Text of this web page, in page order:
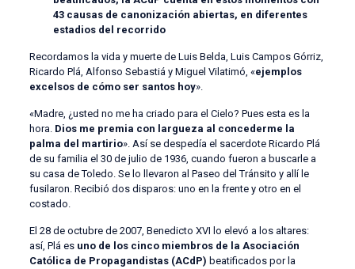
43 causas de canonización abiertas, en diferentes
estadios del recorrido
Recordamos la vida y muerte de Luis Belda, Luis Campos Górriz,
Ricardo Plá, Alfonso Sebastiá y Miguel Vilatimó, «ejemplos
excelsos de cómo ser santos hoy».
«Madre, ¿usted no me ha criado para el Cielo? Pues esta es la
hora. Dios me premia con largueza al concederme la
palma del martirio». Así se despedía el sacerdote Ricardo Plá
de su familia el 30 de julio de 1936, cuando fueron a buscarle a
su casa de Toledo. Se lo llevaron al Paseo del Tránsito y allí le
fusilaron. Recibió dos disparos: uno en la frente y otro en el
costado.
El 28 de octubre de 2007, Benedicto XVI lo elevó a los altares:
así, Plá es uno de los cinco miembros de la Asociación
Católica de Propagandistas (ACdP) beatificados por la